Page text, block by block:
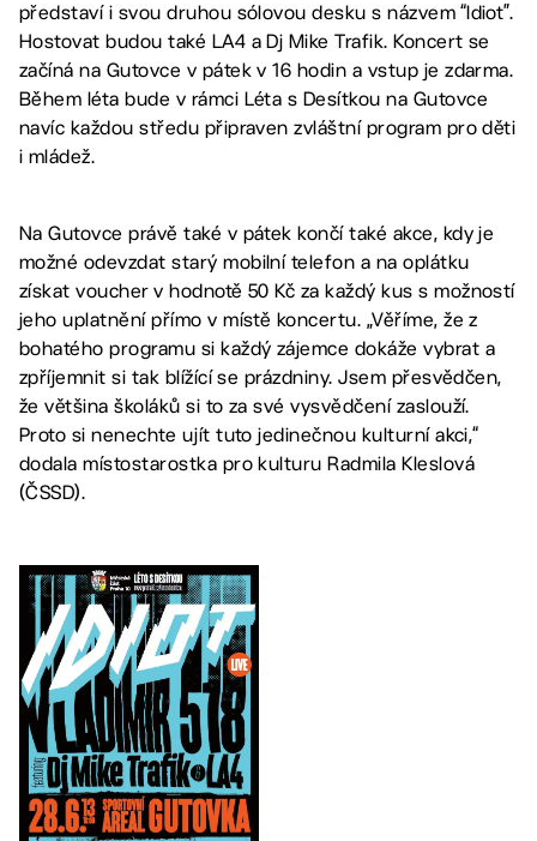
představí i svou druhou sólovou desku s názvem “Idiot”.
Hostovat budou také LA4 a Dj Mike Trafik. Koncert se
začíná na Gutovce v pátek v 16 hodin a vstup je zdarma.
Během léta bude v rámci Léta s Desítkou na Gutovce
navíc každou středu připraven zvláštní program pro děti
i mládež.
Na Gutovce právě také v pátek končí také akce, kdy je
možné odevzdat starý mobilní telefon a na oplátku
získat voucher v hodnotě 50 Kč za každý kus s možností
jeho uplatnění přímo v místě koncertu. „Věříme, že z
bohatého programu si každý zájemce dokáže vybrat a
zpříjemnit si tak blížící se prázdniny. Jsem přesvědčen,
že většina školáků si to za své vysvědčení zaslouží.
Proto si nenechte ujít tuto jedinečnou kulturní akci,“
dodala místostarostka pro kulturu Radmila Kleslová
(ČSSD).